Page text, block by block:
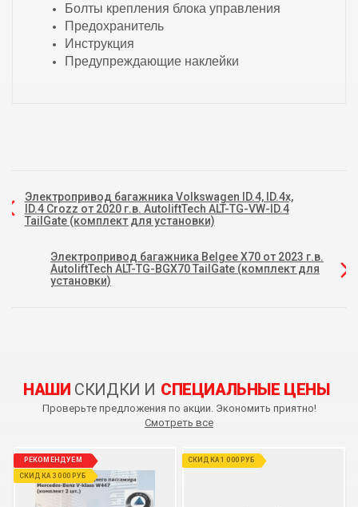
Болты крепления блока управления
Предохранитель
Инструкция
Предупреждающие наклейки
Электропривод багажника Volkswagen ID.4, ID.4x,
ID.4 Crozz от 2020 г.в. AutoliftTech ALT-TG-VW-ID.4
TailGate (комплект для установки)
Электропривод багажника Belgee X70 от 2023 г.в.
AutoliftTech ALT-TG-BGX70 TailGate (комплект для
установки)
НАШИ СКИДКИ И СПЕЦИАЛЬНЫЕ ЦЕНЫ
Проверьте предложения по акции. Экономить приятно!
Смотреть все